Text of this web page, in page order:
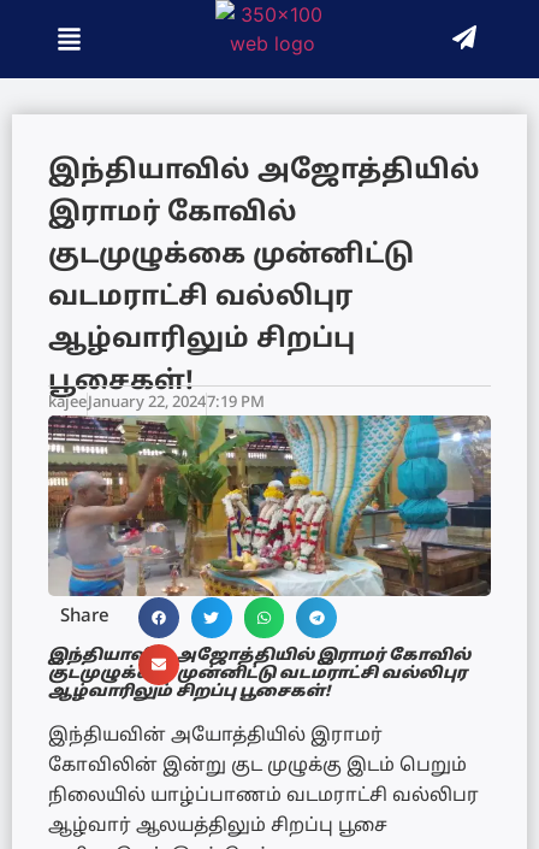
இந்தியாவில் அஜோத்தியில்
இராமர் கோவில்
குடமுழுக்கை முன்னிட்டு
வடமராட்சி வல்லிபுர
ஆழ்வாரிலும் சிறப்பு
பூசைகள்!
kajee January 22, 20247:19 PM
Share
இந்தியாவில் அஜோத்தியில் இராமர் கோவில்
குடமுழுக்கை முன்னிட்டு வடமராட்சி வல்லிபுர
ஆழ்வாரிலும் சிறப்பு பூசைகள்!
இந்தியவின் அயோத்தியில் இராமர்
கோவிலின் இன்று குட முழுக்கு இடம் பெறும்
நிலையில் யாழ்ப்பாணம் வடமராட்சி வல்லிபர
ஆழ்வார் ஆலயத்திலும் சிறப்பு பூசை